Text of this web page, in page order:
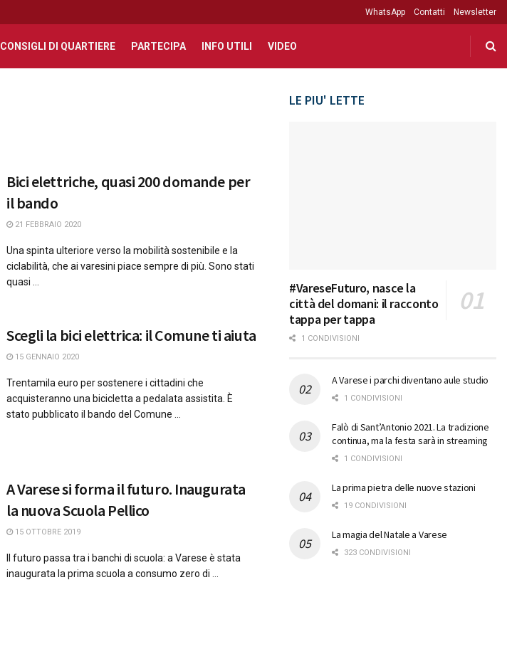
WhatsApp Contatti Newsletter
CONSIGLI DI QUARTIERE PARTECIPA INFO UTILI VIDEO
Bici elettriche, quasi 200 domande per
il bando
21 FEBBRAIO 2020
Una spinta ulteriore verso la mobilità sostenibile e la
ciclabilità, che ai varesini piace sempre di più. Sono stati
quasi ...
Scegli la bici elettrica: il Comune ti aiuta
15 GENNAIO 2020
Trentamila euro per sostenere i cittadini che
acquisteranno una bicicletta a pedalata assistita. È
stato pubblicato il bando del Comune ...
A Varese si forma il futuro. Inaugurata
la nuova Scuola Pellico
15 OTTOBRE 2019
Il futuro passa tra i banchi di scuola: a Varese è stata
inaugurata la prima scuola a consumo zero di ...
LE PIU' LETTE
#VareseFuturo, nasce la
città del domani: il racconto
tappa per tappa
1 CONDIVISIONI
A Varese i parchi diventano aule studio
1 CONDIVISIONI
Falò di Sant’Antonio 2021. La tradizione
continua, ma la festa sarà in streaming
1 CONDIVISIONI
La prima pietra delle nuove stazioni
19 CONDIVISIONI
La magia del Natale a Varese
323 CONDIVISIONI